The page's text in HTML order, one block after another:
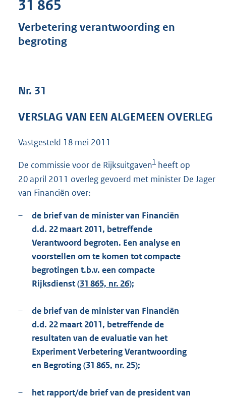
s
:
31 865
Verbetering verantwoording en
begroting
Nr. 31
VERSLAG VAN EEN ALGEMEEN OVERLEG
Vastgesteld 18 mei 2011
De commissie voor de Rijksuitgaven1 heeft op
20 april 2011 overleg gevoerd met minister De Jager
van Financiën over:
–
de brief van de minister van Financiën
d.d. 22 maart 2011, betreffende
Verantwoord begroten. Een analyse en
voorstellen om te komen tot compacte
begrotingen t.b.v. een compacte
Rijksdienst (31 865, nr. 26);
–
de brief van de minister van Financiën
d.d. 22 maart 2011, betreffende de
resultaten van de evaluatie van het
Experiment Verbetering Verantwoording
en Begroting (31 865, nr. 25);
–
het rapport/de brief van de president van